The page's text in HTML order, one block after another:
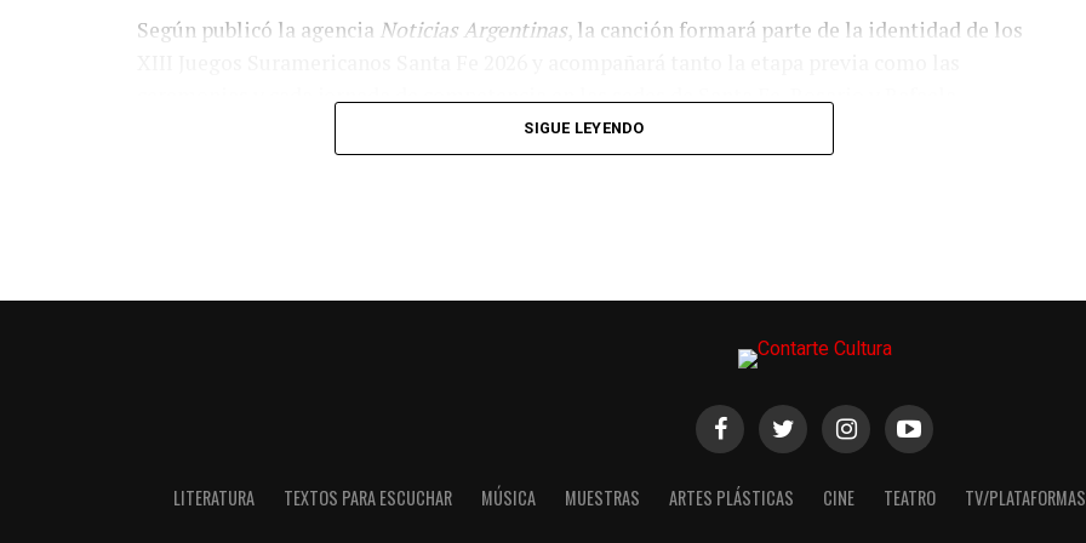
Según publicó la agencia Noticias Argentinas, la canción formará parte de la identidad de los
ceremonias y cada jornada de competencia en las sedes de Santa Fe, Rosario y Rafaela.
recordó que el proyecto surgió cuando se encontraba componiendo junto a
público mediante melodías populares y letras profundas, mientras que valoró la experiencia
, compositora argentina radicada en Los Ángeles y autora de obras
, productor con trayectoria junto a
Camilo María Becerra y
SIGUE LEYENDO
LITERATURA TEXTOS PARA ESCUCHAR MÚSICA MUESTRAS ARTES PLÁSTICAS CINE TEATRO TV/PLATAFORMAS